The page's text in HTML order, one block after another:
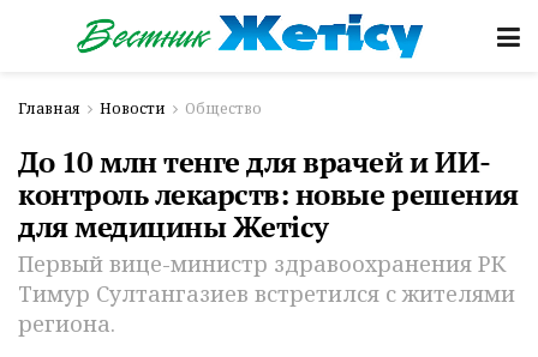
Главная Новости Общество
До 10 млн тенге для врачей и ИИ-
контроль лекарств: новые решения
для медицины Жетісу
Первый вице-министр здравоохранения РК
Тимур Султангазиев встретился с жителями
региона.